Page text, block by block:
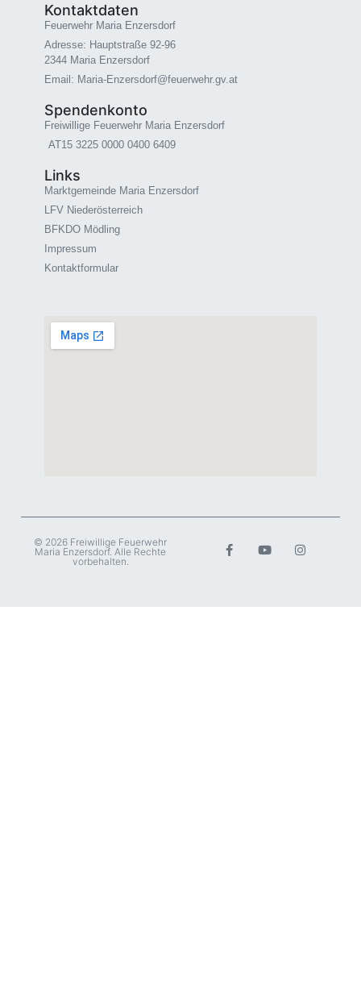
Kontaktdaten
Feuerwehr Maria Enzersdorf
Adresse: Hauptstraße 92-96
2344 Maria Enzersdorf
Email: Maria-Enzersdorf@feuerwehr.gv.at
Spendenkonto
Freiwillige Feuerwehr Maria Enzersdorf
AT15 3225 0000 0400 6409
Links
Marktgemeinde Maria Enzersdorf
LFV Niederösterreich
BFKDO Mödling
Impressum
Kontaktformular
© 2026 Freiwillige Feuerwehr
Maria Enzersdorf. Alle Rechte
vorbehalten.